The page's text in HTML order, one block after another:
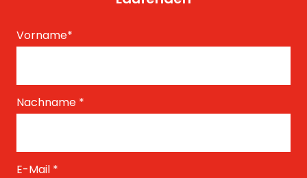
Vorname*
Nachname *
E-Mail *